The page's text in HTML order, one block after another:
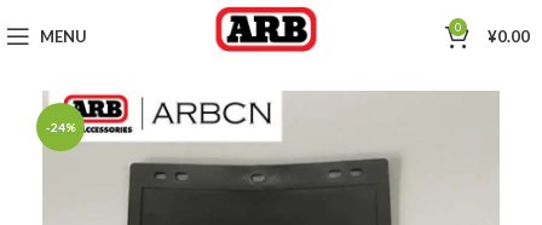
MENU 0 ¥0.00
-24%